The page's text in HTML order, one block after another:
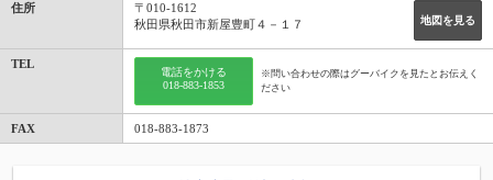
住所
地図を見る
〒010-1612
秋田県秋田市新屋豊町４－１７
TEL
電話をかける
018-883-1853
※問い合わせの際はグーバイクを見たとお伝えく
ださい
FAX 018-883-1873